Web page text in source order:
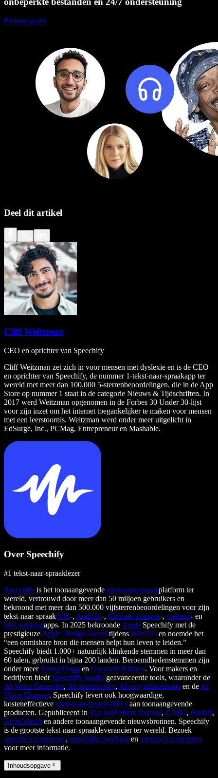
Probeer gratis
Deel dit artikel
Cliff Weitzman
CEO en oprichter van Speechify
Cliff Weitzman zet zich in voor mensen met dyslexie en is de CEO
en oprichter van Speechify, de nummer 1-tekst-naar-spraakapp ter
wereld met meer dan 100.000 5-sterrenbeoordelingen, die in de App
Store op nummer 1 staat in de categorie Nieuws & Tijdschriften. In
2017 werd Weitzman opgenomen in de Forbes 30 Under 30-lijst
voor zijn inzet om het internet toegankelijker te maken voor mensen
met een leerstoornis. Weitzman werd onder meer uitgelicht in
EdSurge, Inc., PCMag, Entrepreneur en Mashable.
Over Speechify
#1 tekst-naar-spraaklezer
Speechify is het toonaangevende tekst-naar-spraakplatform ter
wereld, vertrouwd door meer dan 50 miljoen gebruikers en
bekroond met meer dan 500.000 vijfsterrenbeoordelingen voor zijn
tekst-naar-spraak iOS-, Android-, Chrome-extensie-, webapp- en
Mac-desktopapps. In 2025 bekroonde Apple Speechify met de
prestigieuze Apple Design Award tijdens WWDC en noemde het
“een onmisbare bron die mensen helpt hun leven te leiden.”
Speechify biedt 1.000+ natuurlijk klinkende stemmen in meer dan
60 talen, gebruikt in bijna 200 landen. Beroemdhedenstemmen zijn
onder meer Snoop Dogg en Gwyneth Paltrow. Voor makers en
bedrijven biedt Speechify Studio geavanceerde tools, waaronder de
AI Voice Generator, AI-stemkloning, AI-nasynchronisatie en de AI
Voice Changer. Speechify levert ook hoogwaardige,
kosteneffectieve tekst-naar-spraak-API’s aan toonaangevende
producten. Gepubliceerd in The Wall Street Journal, CNBC, Forbes,
TechCrunch en andere toonaangevende nieuwsbronnen. Speechify
is de grootste tekst-naar-spraakleverancier ter wereld. Bezoek
speechify.com/news, speechify.com/blog en speechify.com/press
voor meer informatie.
Inhoudsopgave